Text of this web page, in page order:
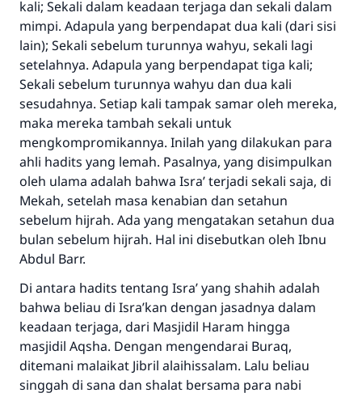
kali; Sekali dalam keadaan terjaga dan sekali dalam
mimpi. Adapula yang berpendapat dua kali (dari sisi
lain); Sekali sebelum turunnya wahyu, sekali lagi
setelahnya. Adapula yang berpendapat tiga kali;
Sekali sebelum turunnya wahyu dan dua kali
sesudahnya. Setiap kali tampak samar oleh mereka,
maka mereka tambah sekali untuk
mengkompromikannya. Inilah yang dilakukan para
ahli hadits yang lemah. Pasalnya, yang disimpulkan
oleh ulama adalah bahwa Isra’ terjadi sekali saja, di
Mekah, setelah masa kenabian dan setahun
sebelum hijrah. Ada yang mengatakan setahun dua
bulan sebelum hijrah. Hal ini disebutkan oleh Ibnu
Abdul Barr.
Di antara hadits tentang Isra’ yang shahih adalah
bahwa beliau di Isra’kan dengan jasadnya dalam
keadaan terjaga, dari Masjidil Haram hingga
masjidil Aqsha. Dengan mengendarai Buraq,
ditemani malaikat Jibril alaihissalam. Lalu beliau
singgah di sana dan shalat bersama para nabi